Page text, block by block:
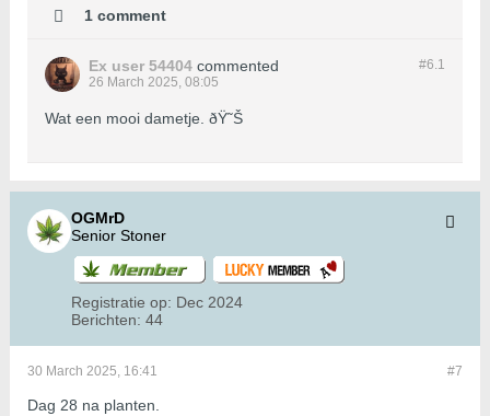
1 comment
#6.1
Ex user 54404 commented
26 March 2025, 08:05
Wat een mooi dametje. ðŸ˜Š
OGMrD
Senior Stoner
Registratie op: Dec 2024
Berichten: 44
#7
30 March 2025, 16:41
Dag 28 na planten.